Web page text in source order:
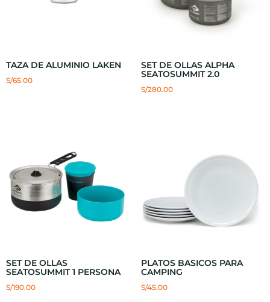
TAZA DE ALUMINIO LAKEN
S/65.00
SET DE OLLAS ALPHA
SEATOSUMMIT 2.0
S/280.00
SET DE OLLAS
SEATOSUMMIT 1 PERSONA
S/190.00
PLATOS BASICOS PARA
CAMPING
S/45.00